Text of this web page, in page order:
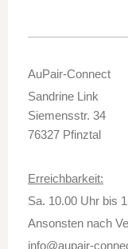
AuPair-Connect
Sandrine Link
Siemensstr. 34
76327 Pfinztal
Erreichbarkeit:
Sa. 10.00 Uhr bis
Ansonsten nach
info@aupair-